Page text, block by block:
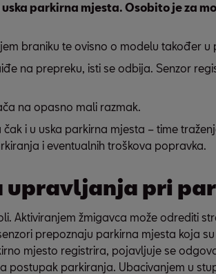
parkirna mjesta. Osobito je za
braniku te ovisno o modelu također u
na prepreku, isti se odbija. Senzor
na opasno mali razmak.
i u uska parkirna mjesta – time
i eventualnih troškova popravka.
upravljanja pri
žmigavca može odrediti
prepoznaju parkirna mjesta koja
mjesto registrira, pojavljuje se
parkiranja. Ubacivanjem u